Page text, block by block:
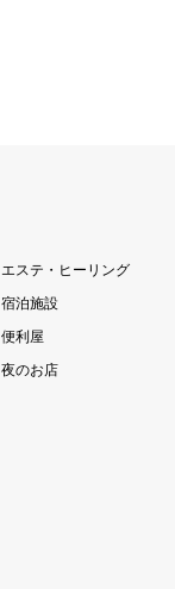
エステ・ヒーリング
宿泊施設
便利屋
夜のお店